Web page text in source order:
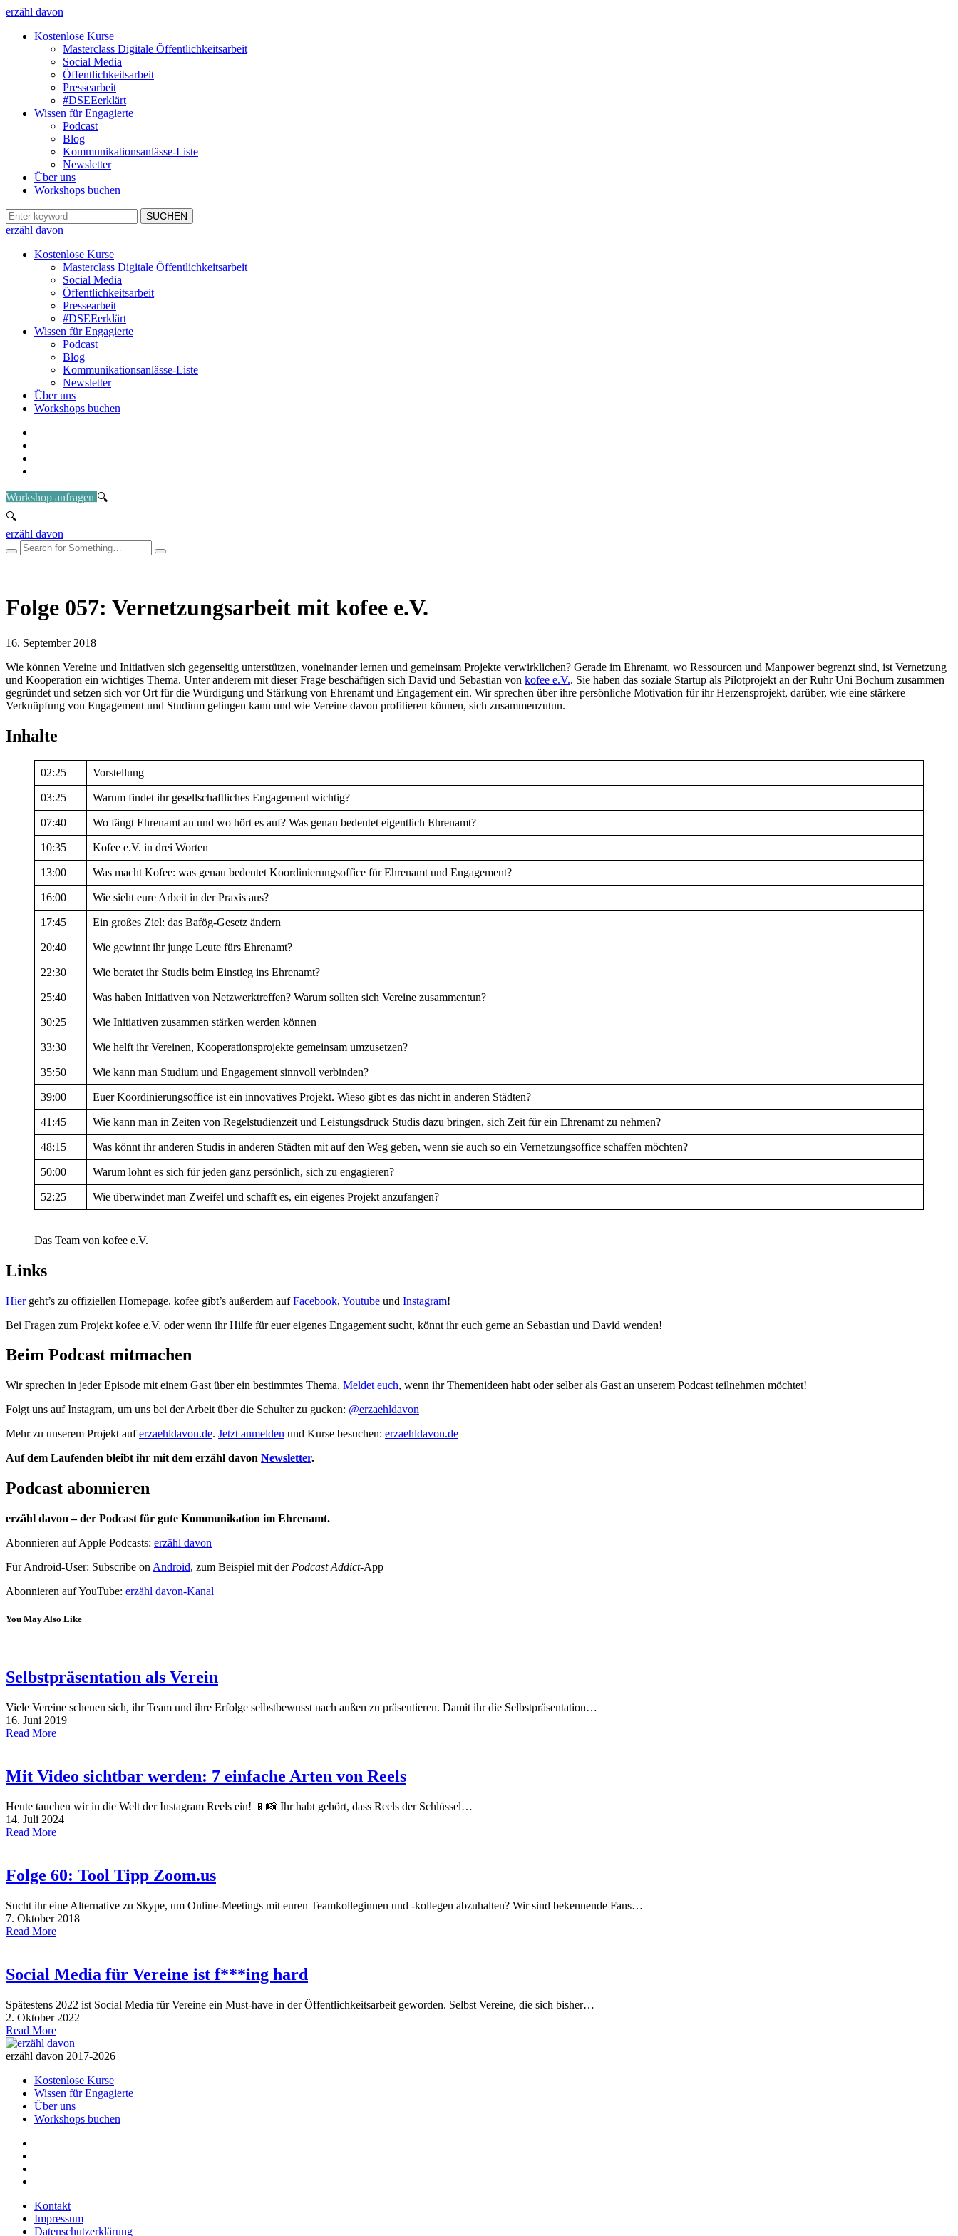
erzähl davon
Kostenlose Kurse
Masterclass Digitale Öffentlichkeitsarbeit
Social Media
Öffentlichkeitsarbeit
Pressearbeit
#DSEEerklärt
Wissen für Engagierte
Podcast
Blog
Kommunikationsanlässe-Liste
Newsletter
Über uns
Workshops buchen
erzähl davon
Kostenlose Kurse
Masterclass Digitale Öffentlichkeitsarbeit
Social Media
Öffentlichkeitsarbeit
Pressearbeit
#DSEEerklärt
Wissen für Engagierte
Podcast
Blog
Kommunikationsanlässe-Liste
Newsletter
Über uns
Workshops buchen
Workshop anfragen
erzähl davon
Folge 057: Vernetzungsarbeit mit kofee e.V.
16. September 2018
Wie können Vereine und Initiativen sich gegenseitig unterstützen, voneinander lernen und gemeinsam Projekte verwirklichen? Gerade im Ehrenamt, wo Ressourcen und Manpower begrenzt sind, ist Vernetzung
und Kooperation ein wichtiges Thema. Unter anderem mit dieser Frage beschäftigen sich David und Sebastian von kofee e.V.. Sie haben das soziale Startup als Pilotprojekt an der Ruhr Uni Bochum zusammen
gegründet und setzen sich vor Ort für die Würdigung und Stärkung von Ehrenamt und Engagement ein. Wir sprechen über ihre persönliche Motivation für ihr Herzensprojekt, darüber, wie eine stärkere
Verknüpfung von Engagement und Studium gelingen kann und wie Vereine davon profitieren können, sich zusammenzutun.
Inhalte
02:25 Vorstellung
03:25 Warum findet ihr gesellschaftliches Engagement wichtig?
07:40 Wo fängt Ehrenamt an und wo hört es auf? Was genau bedeutet eigentlich Ehrenamt?
10:35 Kofee e.V. in drei Worten
13:00 Was macht Kofee: was genau bedeutet Koordinierungsoffice für Ehrenamt und Engagement?
16:00 Wie sieht eure Arbeit in der Praxis aus?
17:45 Ein großes Ziel: das Bafög-Gesetz ändern
20:40 Wie gewinnt ihr junge Leute fürs Ehrenamt?
22:30 Wie beratet ihr Studis beim Einstieg ins Ehrenamt?
25:40 Was haben Initiativen von Netzwerktreffen? Warum sollten sich Vereine zusammentun?
30:25 Wie Initiativen zusammen stärken werden können
33:30 Wie helft ihr Vereinen, Kooperationsprojekte gemeinsam umzusetzen?
35:50 Wie kann man Studium und Engagement sinnvoll verbinden?
39:00 Euer Koordinierungsoffice ist ein innovatives Projekt. Wieso gibt es das nicht in anderen Städten?
41:45 Wie kann man in Zeiten von Regelstudienzeit und Leistungsdruck Studis dazu bringen, sich Zeit für ein Ehrenamt zu nehmen?
48:15 Was könnt ihr anderen Studis in anderen Städten mit auf den Weg geben, wenn sie auch so ein Vernetzungsoffice schaffen möchten?
50:00 Warum lohnt es sich für jeden ganz persönlich, sich zu engagieren?
52:25 Wie überwindet man Zweifel und schafft es, ein eigenes Projekt anzufangen?
Das Team von kofee e.V.
Links
Hiergeht’s zu offiziellen Homepage. kofee gibt’s außerdem aufFacebook, Youtube und Instagram!
Bei Fragen zum Projekt kofee e.V. oder wenn ihr Hilfe für euer eigenes Engagement sucht, könnt ihr euch gerne an Sebastian und David wenden!
Beim Podcast mitmachen
Wir sprechen in jeder Episode mit einem Gast über ein bestimmtes Thema. Meldet euch, wenn ihr Themenideen habt oder selber als Gast an unserem Podcast teilnehmen möchtet!
Folgt uns auf Instagram, um uns bei der Arbeit über die Schulter zu gucken: @erzaehldavon
Mehr zu unserem Projekt auferzaehldavon.de. Jetzt anmelden und Kurse besuchen: erzaehldavon.de
Auf dem Laufenden bleibt ihr mit dem erzähl davon Newsletter.
Podcast abonnieren
erzähl davon – der Podcast für gute Kommunikation im Ehrenamt.
Abonnieren auf Apple Podcasts: erzähl davon
Für Android-User: Subscribe on Android, zum Beispiel mit der Podcast Addict-App
Abonnieren auf YouTube: erzähl davon-Kanal
You May Also Like
Selbstpräsentation als Verein
Viele Vereine scheuen sich, ihr Team und ihre Erfolge selbstbewusst nach außen zu präsentieren. Damit ihr die Selbstpräsentation…
16. Juni 2019
Read More
Mit Video sichtbar werden: 7 einfache Arten von Reels
Heute tauchen wir in die Welt der Instagram Reels ein! 📱📸 Ihr habt gehört, dass Reels der Schlüssel…
14. Juli 2024
Read More
Folge 60: Tool Tipp Zoom.us
Sucht ihr eine Alternative zu Skype, um Online-Meetings mit euren Teamkolleginnen und -kollegen abzuhalten? Wir sind bekennende Fans…
7. Oktober 2018
Read More
Social Media für Vereine ist f***ing hard
Spätestens 2022 ist Social Media für Vereine ein Must-have in der Öffentlichkeitsarbeit geworden. Selbst Vereine, die sich bisher…
2. Oktober 2022
Read More
erzähl davon 2017-2026
Kostenlose Kurse
Wissen für Engagierte
Über uns
Workshops buchen
Kontakt
Impressum
Datenschutzerklärung